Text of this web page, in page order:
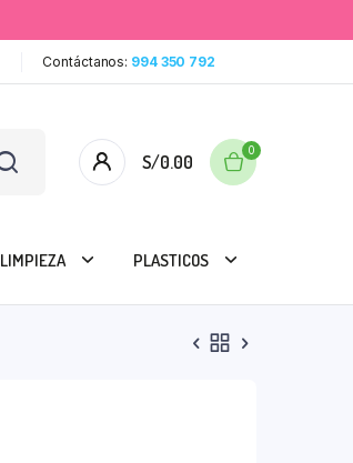
Contáctanos: 994 350 792
S/0.00
0
LIMPIEZA PLASTICOS